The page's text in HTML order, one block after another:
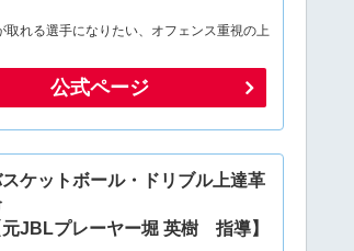
取れる選手になりたい、オフェンス重視の上
公式ページ
ケットボール・ドリブル上達革
元JBLプレーヤー堀 英樹 指導】